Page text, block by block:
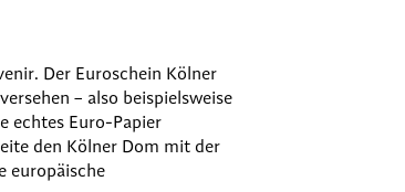
Der Euroschein Kölner
– also beispielsweise
echtes Euro-Papier
den Kölner Dom mit der
europäische